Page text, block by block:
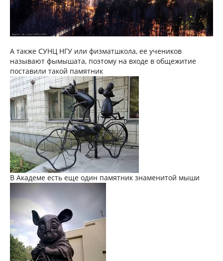
А также СУНЦ НГУ или физматшкола, ее учеников
называют фымышата, поэтому на входе в общежитие
поставили такой памятник
В Академе есть еще один памятник знаменитой мыши